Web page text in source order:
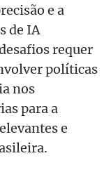
e a
de IA
requer
políticas
nos
para a
e